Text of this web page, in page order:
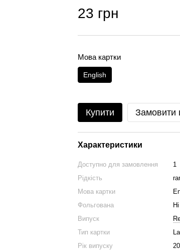
23 грн
Мова картки
English
Купити Замовити
Характеристики
Доступно для замовлення
1
Рідкість
Мова картки
Фольгована
Ні
Випуск
Тип картки
Рік випуску